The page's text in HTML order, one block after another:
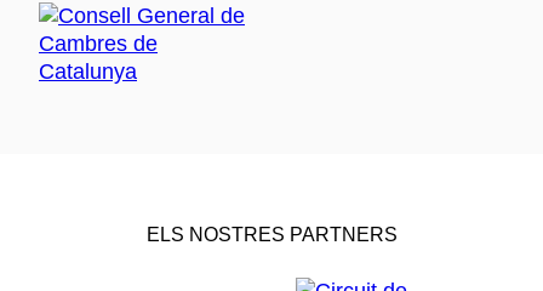
ELS NOSTRES PARTNERS